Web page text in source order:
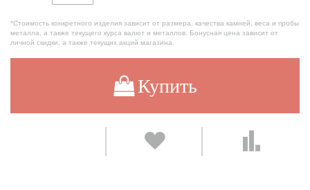
*Стоимость конкретного изделия зависит от размера, качества камней, веса и пробы
металла, а также текущего курса валют и металлов. Бонусная цена зависит от
личной скидки, а также текущих акций магазина.
Купить